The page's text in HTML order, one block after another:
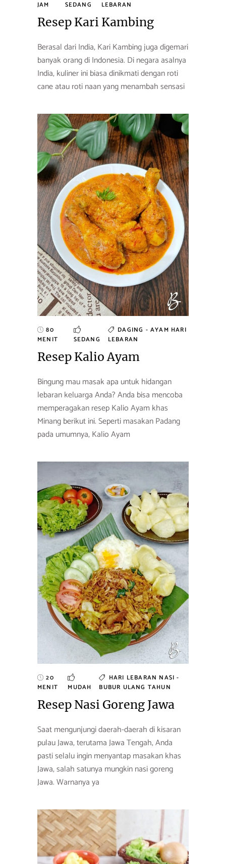
JAM SEDANG LEBARAN
Resep Kari Kambing
Berasal dari India, Kari Kambing juga digemari
banyak orang di Indonesia. Di negara asalnya
India, kuliner ini biasa dinikmati dengan roti
cane atau roti naan yang menambah sensasi
80
MENIT
SEDANG
DAGING - AYAM HARI
LEBARAN
Resep Kalio Ayam
Bingung mau masak apa untuk hidangan
lebaran keluarga Anda? Anda bisa mencoba
memperagakan resep Kalio Ayam khas
Minang berikut ini. Seperti masakan Padang
pada umumnya, Kalio Ayam
20
MENIT
MUDAH
HARI LEBARAN NASI -
BUBUR ULANG TAHUN
Resep Nasi Goreng Jawa
Saat mengunjungi daerah-daerah di kisaran
pulau Jawa, terutama Jawa Tengah, Anda
pasti selalu ingin menyantap masakan khas
Jawa, salah satunya mungkin nasi goreng
Jawa. Warnanya ya